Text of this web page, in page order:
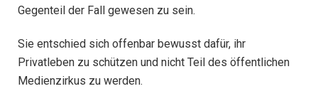
Gegenteil der Fall gewesen zu sein.
Sie entschied sich offenbar bewusst dafür, ihr
Privatleben zu schützen und nicht Teil des öffentlichen
Medienzirkus zu werden.